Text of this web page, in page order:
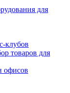
для
клубов
товаров для
офисов